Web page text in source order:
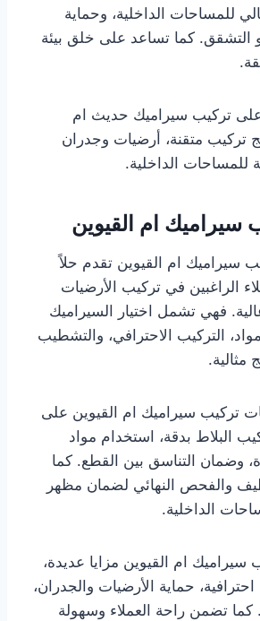
للمساحات الداخلية، وحماية
التشقق. كما تساعد على خلق بيئة
على تركيب سيراميك حديث ام
تركيب متقنة، أرضيات وجدران
للمساحات الداخلية.
ام القيوين
سيراميك ام القيوين تقدم حلاً
الراغبين في تركيب الأرضيات
فهي تشمل اختيار السيراميك
التركيب الاحترافي، والتشطيب
مثالية.
تركيب سيراميك ام القيوين على
البلاط بدقة، استخدام مواد
وضمان التناسق بين القطع. كما
والفحص النهائي لضمان مظهر
الداخلية.
ام القيوين مزايا عديدة،
احترافية، حماية الأرضيات والجدران،
كما تضمن راحة العملاء وسهولة